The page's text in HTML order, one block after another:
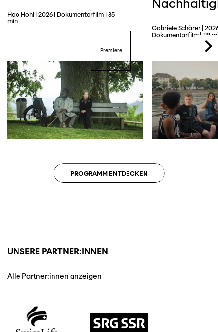
Trailer
PROGRAMM ENTDECKEN
Hao Hohl | 2026 | Dokumentarfilm | 85
min
Premiere
Gabriele Schärer |
Dokumentarfilm | 118
UNSERE PARTNER:INNEN
Alle Partner:innen anzeigen